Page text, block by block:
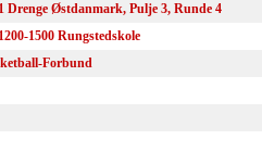
Drenge Østdanmark, Pulje 3, Runde 4
1500 Rungstedskole
Forbund